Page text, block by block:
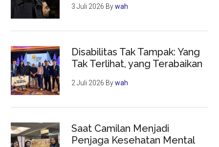
3 Juli 2026 Bywah
Disabilitas Tak Tampak: Yang
Tak Terlihat, yang Terabaikan
2 Juli 2026 Bywah
Saat Camilan Menjadi
Penjaga Kesehatan Mental